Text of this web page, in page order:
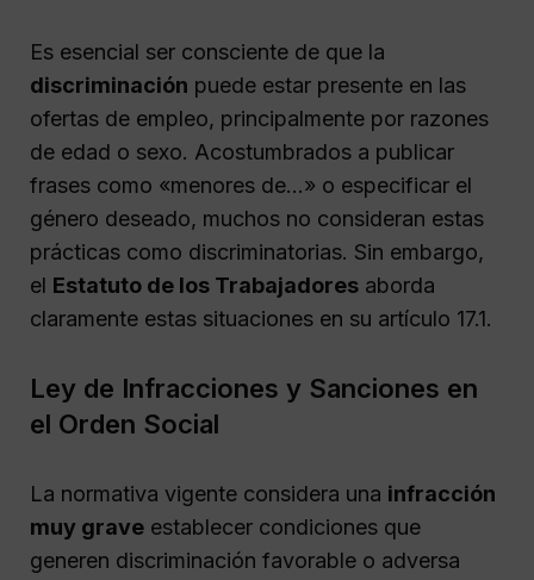
Es esencial ser consciente de que la
discriminación puede estar presente en las
ofertas de empleo, principalmente por razones
de edad o sexo. Acostumbrados a publicar
frases como «menores de…» o especificar el
género deseado, muchos no consideran estas
prácticas como discriminatorias. Sin embargo,
el Estatuto de los Trabajadores aborda
claramente estas situaciones en su artículo 17.1.
Ley de Infracciones y Sanciones en
el Orden Social
La normativa vigente considera una infracción
muy grave establecer condiciones que
generen discriminación favorable o adversa